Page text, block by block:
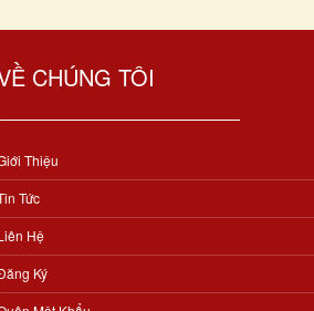
CHÚNG TÔI
Thiệu
Tức
Hệ
Ký